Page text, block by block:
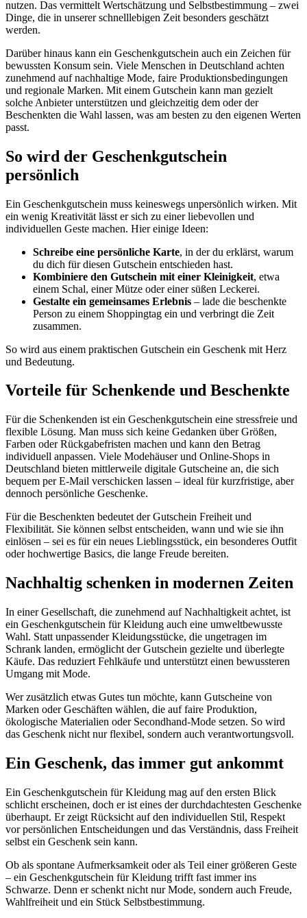
nutzen. Das vermittelt Wertschätzung und Selbstbestimmung – zwei
Dinge, die in unserer schnelllebigen Zeit besonders geschätzt
werden.
Darüber hinaus kann ein Geschenkgutschein auch ein Zeichen für
bewussten Konsum sein. Viele Menschen in Deutschland achten
zunehmend auf nachhaltige Mode, faire Produktionsbedingungen
und regionale Marken. Mit einem Gutschein kann man gezielt
solche Anbieter unterstützen und gleichzeitig dem oder der
Beschenkten die Wahl lassen, was am besten zu den eigenen Werten
passt.
So wird der Geschenkgutschein
persönlich
Ein Geschenkgutschein muss keineswegs unpersönlich wirken. Mit
ein wenig Kreativität lässt er sich zu einer liebevollen und
individuellen Geste machen. Hier einige Ideen:
Schreibe eine persönliche Karte, in der du erklärst, warum
du dich für diesen Gutschein entschieden hast.
Kombiniere den Gutschein mit einer Kleinigkeit, etwa
einem Schal, einer Mütze oder einer süßen Leckerei.
Gestalte ein gemeinsames Erlebnis – lade die beschenkte
Person zu einem Shoppingtag ein und verbringt die Zeit
zusammen.
So wird aus einem praktischen Gutschein ein Geschenk mit Herz
und Bedeutung.
Vorteile für Schenkende und Beschenkte
Für die Schenkenden ist ein Geschenkgutschein eine stressfreie und
flexible Lösung. Man muss sich keine Gedanken über Größen,
Farben oder Rückgabefristen machen und kann den Betrag
individuell anpassen. Viele Modehäuser und Online-Shops in
Deutschland bieten mittlerweile digitale Gutscheine an, die sich
bequem per E-Mail verschicken lassen – ideal für kurzfristige, aber
dennoch persönliche Geschenke.
Für die Beschenkten bedeutet der Gutschein Freiheit und
Flexibilität. Sie können selbst entscheiden, wann und wie sie ihn
einlösen – sei es für ein neues Lieblingsstück, ein besonderes Outfit
oder hochwertige Basics, die lange Freude bereiten.
Nachhaltig schenken in modernen Zeiten
In einer Gesellschaft, die zunehmend auf Nachhaltigkeit achtet, ist
ein Geschenkgutschein für Kleidung auch eine umweltbewusste
Wahl. Statt unpassender Kleidungsstücke, die ungetragen im
Schrank landen, ermöglicht der Gutschein gezielte und überlegte
Käufe. Das reduziert Fehlkäufe und unterstützt einen bewussteren
Umgang mit Mode.
Wer zusätzlich etwas Gutes tun möchte, kann Gutscheine von
Marken oder Geschäften wählen, die auf faire Produktion,
ökologische Materialien oder Secondhand-Mode setzen. So wird
das Geschenk nicht nur flexibel, sondern auch verantwortungsvoll.
Ein Geschenk, das immer gut ankommt
Ein Geschenkgutschein für Kleidung mag auf den ersten Blick
schlicht erscheinen, doch er ist eines der durchdachtesten Geschenke
überhaupt. Er zeigt Rücksicht auf den individuellen Stil, Respekt
vor persönlichen Entscheidungen und das Verständnis, dass Freiheit
selbst ein Geschenk sein kann.
Ob als spontane Aufmerksamkeit oder als Teil einer größeren Geste
– ein Geschenkgutschein für Kleidung trifft fast immer ins
Schwarze. Denn er schenkt nicht nur Mode, sondern auch Freude,
Wahlfreiheit und ein Stück Selbstbestimmung.